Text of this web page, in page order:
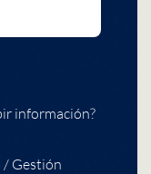
información?
/ Gestión